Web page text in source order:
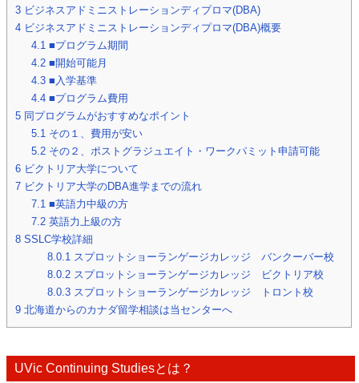
3 ビジネスアドミニストレーションディプロマ(DBA)
4 ビジネスアドミニストレーションディプロマ(DBA)概要
4.1 ■プログラム期間
4.2 ■開始可能月
4.3 ■入学基準
4.4 ■プログラム費用
5 同プログラムがおすすめなポイント
5.1 その１、費用が安い
5.2 その２、ポストグラジュエイト・ワークパミット申請可能
6 ビクトリア大学について
7 ビクトリア大学のDBA進学までの流れ
7.1 ■英語力中級の方
7.2 英語力上級の方
8 SSLC学校詳細
8.0.1スプロットショーランゲージカレッジ バンクーバー校
8.0.2スプロットショーランゲージカレッジ ビクトリア校
8.0.3スプロットショーランゲージカレッジ トロント校
9 北海道からのカナダ留学相談は当センターへ
UVic Continuing Studiesとは？